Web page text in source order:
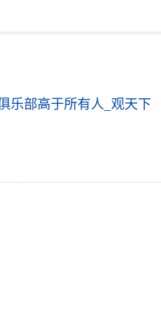
乐部高于所有人_观天下